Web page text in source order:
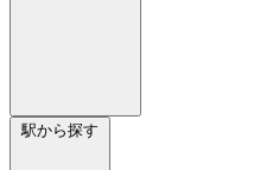
駅から探す